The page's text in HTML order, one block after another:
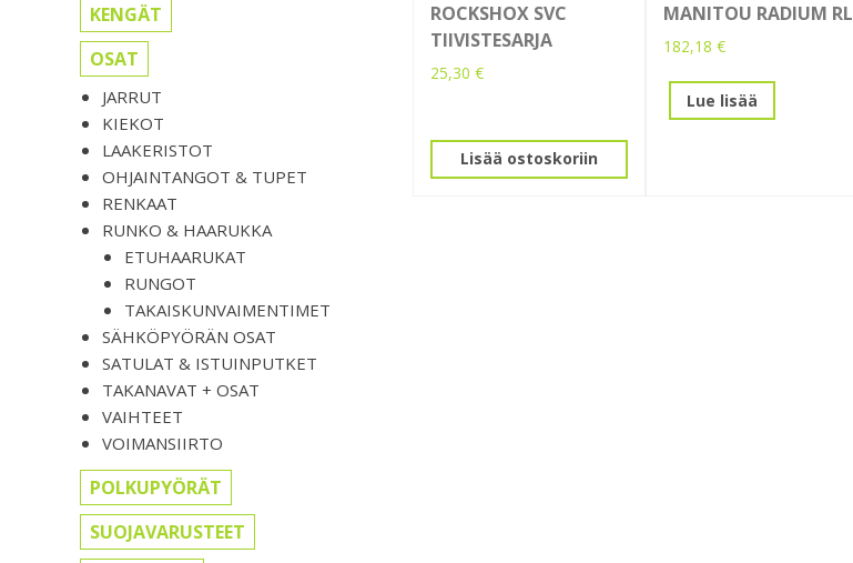
KENGÄT
OSAT
JARRUT
KIEKOT
LAAKERISTOT
OHJAINTANGOT & TUPET
RENKAAT
RUNKO & HAARUKKA
ETUHAARUKAT
RUNGOT
TAKAISKUNVAIMENTIMET
SÄHKÖPYÖRÄN OSAT
SATULAT & ISTUINPUTKET
TAKANAVAT + OSAT
VAIHTEET
VOIMANSIIRTO
POLKUPYÖRÄT
SUOJAVARUSTEET
ROCKSHOX SVC
TIIVISTESARJA
25,30 €
Lisää ostoskoriin
MANITOU RADIUM RL
182,18 €
Lue lisää